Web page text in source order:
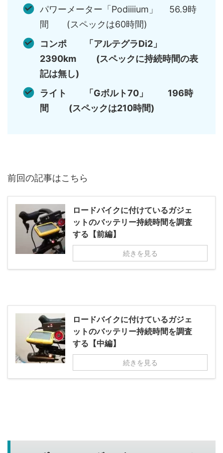
パワーメーター「Podiiiium」 56.9時
間 (スペックは60時間)
コンポ 「アルテグラDi2」
2390km (スペックに持続時間の表
記は無し)
ライト 「Gボルト70」 196時
間 (スペックは210時間)
前回の記事はこちら
ロードバイクに付けているガジェ
ットのバッテリー持続時間を調査
する【前編】
続きを見る
ロードバイクに付けているガジェ
ットのバッテリー持続時間を調査
する【中編】
続きを見る